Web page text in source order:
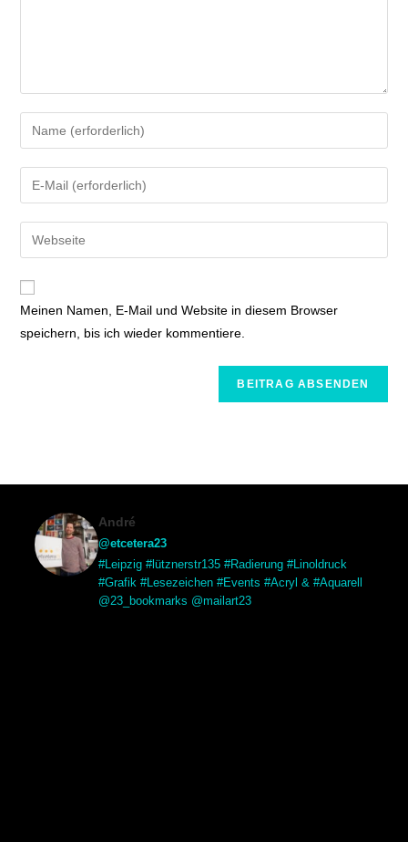
Meinen Namen, E-Mail und Website in diesem Browser
speichern, bis ich wieder kommentiere.
André
@etcetera23
#Leipzig #lütznerstr135 #Radierung #Linoldruck
#Grafik #Lesezeichen #Events #Acryl & #Aquarell
@23_bookmarks @mailart23